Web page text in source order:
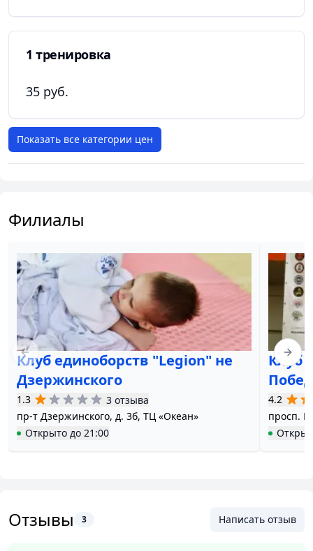
1 тренировка
35 руб.
Показать все категории цен
Филиалы
Клуб единоборств "Legion" не
Дзержинского
1.3
3 отзыва
пр-т Дзержинского, д. 3б, ТЦ «Океан»
Открыто до 21:00
Клуб
4.2
просп.
Previous slide Next
Отзывы 3 Написать отзыв